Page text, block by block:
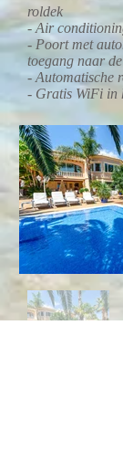
roldek
- Air
- Poort met
toegang naar
- Automatische
- Gratis WiFi in